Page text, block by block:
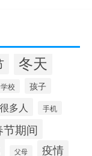
冬天
学校 孩子
很多人 手机
节期间
父母 疫情